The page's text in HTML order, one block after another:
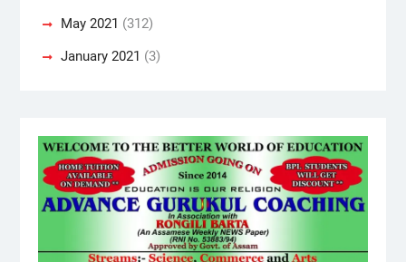
May 2021 (312)
January 2021 (3)